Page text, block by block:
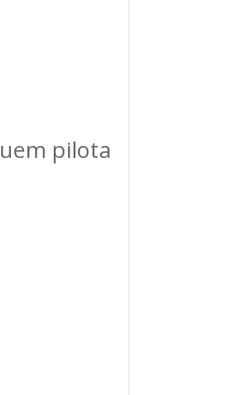
pilota